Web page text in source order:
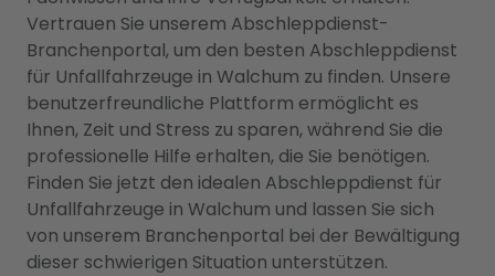
Vertrauen Sie unserem Abschleppdienst-
Branchenportal, um den besten Abschleppdienst
für Unfallfahrzeuge in Walchum zu finden. Unsere
benutzerfreundliche Plattform ermöglicht es
Ihnen, Zeit und Stress zu sparen, während Sie die
professionelle Hilfe erhalten, die Sie benötigen.
Finden Sie jetzt den idealen Abschleppdienst für
Unfallfahrzeuge in Walchum und lassen Sie sich
von unserem Branchenportal bei der Bewältigung
dieser schwierigen Situation unterstützen.